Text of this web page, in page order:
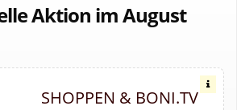
Aktion im August
SHOPPEN & BONI.TV